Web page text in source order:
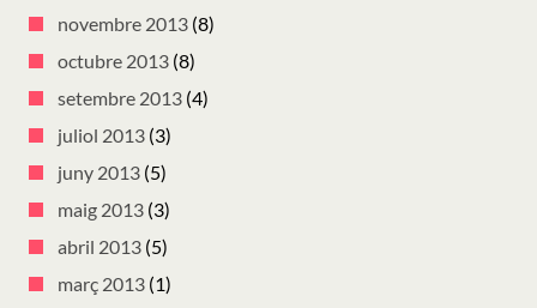
novembre 2013 (8)
octubre 2013 (8)
setembre 2013 (4)
juliol 2013 (3)
juny 2013 (5)
maig 2013 (3)
abril 2013 (5)
març 2013 (1)